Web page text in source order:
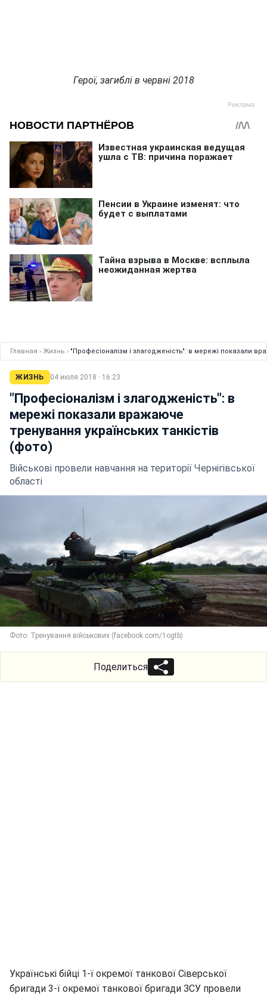
Герої, загиблі в червні 2018
Главная › Жизнь › "Професіоналізм і злагодженість": в мережі показали
ЖИЗНЬ 04 июля 2018 · 16:23
"Професіоналізм і злагодженість": в
мережі показали вражаюче
тренування українських танкістів
(фото)
Військові провели навчання на території Чернігівської
області
Фото: Тренування військових (facebook.com/1ogtb)
Поделиться
Українські бійці 1-ї окремої танкової Сіверської
бригади 3-ї окремої танкової бригади ЗСУ провели